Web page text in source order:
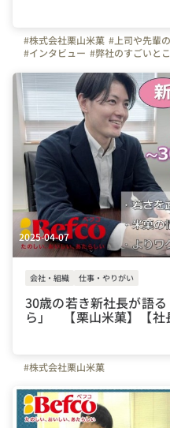
#株式会社栗山米菓 #上司や先輩
#インタビュー #弊社のすごいと
2025-04-07
会社・組織 仕事・やりがい
30歳の若き新社長が語
ら」 【栗山米菓】【社
#株式会社栗山米菓